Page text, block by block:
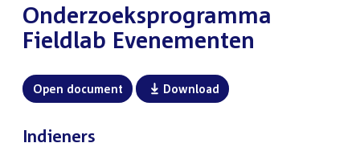
:Onderzoeksprogramma
Fieldlab Evenementen
Open document Download
Indieners